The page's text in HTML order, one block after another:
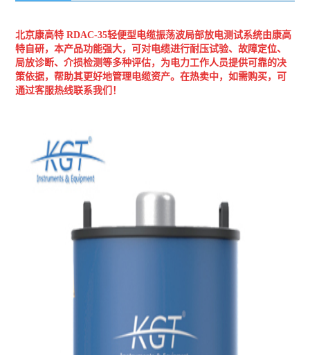
北京康高特 RDAC-35轻便型电缆振荡波局部放电测试系统由康高
特自研，本产品功能强大，可对电缆进行耐压试验、故障定位、
局放诊断、介损检测等多种评估，为电力工作人员提供可靠的决
策依据，帮助其更好地管理电缆资产。在热卖中，如需购买，可
通过客服热线联系我们！